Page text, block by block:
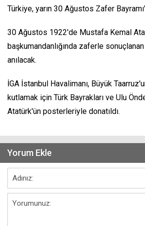
Türkiye, yarın 30 Ağustos Zafer
30 Ağustos 1922'de Mustafa Kemal
başkumandanlığında zaferle
anılacak.
İGA İstanbul Havalimanı, Büyük
kutlamak için Türk Bayrakları ve Ulu
Atatürk'ün posterleriyle donatıldı.
Yorum Ekle